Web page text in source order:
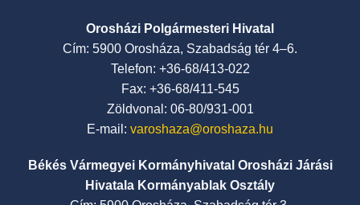
Orosházi Polgármesteri Hivatal
Cím: 5900 Orosháza, Szabadság tér 4–6.
Telefon: +36-68/413-022
Fax: +36-68/411-545
Zöldvonal: 06-80/931-001
E-mail: varoshaza@oroshaza.hu
Békés Vármegyei Kormányhivatal Orosházi Járási
Hivatala Kormányablak Osztály